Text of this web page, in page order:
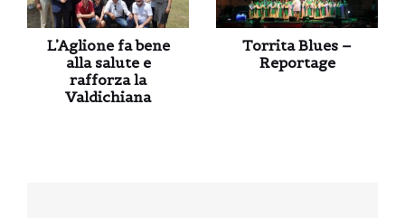
L’Aglione fa bene
alla salute e
rafforza la
Valdichiana
Torrita Blues –
Reportage